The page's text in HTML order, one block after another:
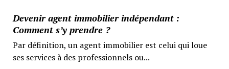
Devenir agent immobilier indépendant :
Comment s’y prendre ?
Par définition, un agent immobilier est celui qui loue
ses services à des professionnels ou...